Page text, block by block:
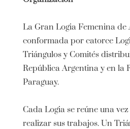
La Gran Logia Femenina de
conformada por catorce
Triángulos y Comités
República Argentina y en la
Paraguay.
Cada Logia se reúne una
realizar sus trabajos. Un